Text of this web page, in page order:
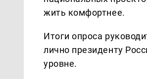
жить комфортнее.
Итоги опроса
лично президенту
уровне.